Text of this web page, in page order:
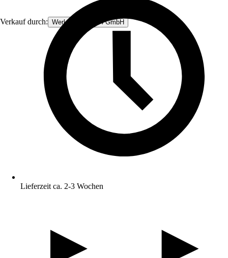
Verkauf durch: Werkzeugstore24 GmbH
Lieferzeit ca. 2-3 Wochen